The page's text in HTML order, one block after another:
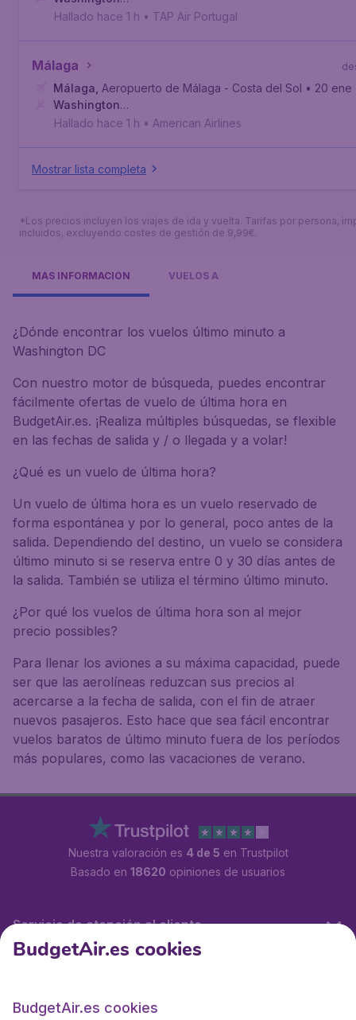
D.C., Aeropuerto Internacional de Washington-Dulles
Hallado hace 1 h • TAP Air Portugal
Málaga
Málaga Aeropuerto de Málaga - Costa del Sol • 20 ene
Washington
D.C., Aeropuerto Internacional de Washington-Dulles
Hallado hace 1 h • American Airlines
Mostrar lista completa
*Los precios incluyen los viajes de ida y vuelta. Tarifas por persona,
incluidos, excluyendo costes de gestión de 9,99€.
MÁS INFORMACIÓN VUELOS A
¿Dónde encontrar los vuelos último minuto a
Washington DC
Con nuestro motor de búsqueda, puedes encontrar
fácilmente ofertas de vuelo de última hora en
BudgetAir.es. ¡Realiza múltiples búsquedas, se flexible
en las fechas de salida y / o llegada y a volar!
¿Qué es un vuelo de última hora?
Un vuelo de última hora es un vuelo reservado de
forma espontánea y por lo general, poco antes de la
salida. Dependiendo del destino, un vuelo se considera
último minuto si se reserva entre 0 y 30 días antes de
la salida. También se utiliza el término último minuto.
¿Por qué los vuelos de última hora son al mejor
precio possibles?
Para llenar los aviones a su máxima capacidad, puede
ser que las aerolíneas reduzcan sus precios al
acercarse a la fecha de salida, con el fin de atraer
nuevos pasajeros. Esto hace que sea fácil encontrar
vuelos baratos de último minuto fuera de los períodos
más populares, como las vacaciones de verano.
Nuestra valoración es 4 de 5 en Trustpilot
Basado en 18620 opiniones de usuarios
Servicio de atención al cliente
BudgetAir.es cookies
BudgetAir.es cookies